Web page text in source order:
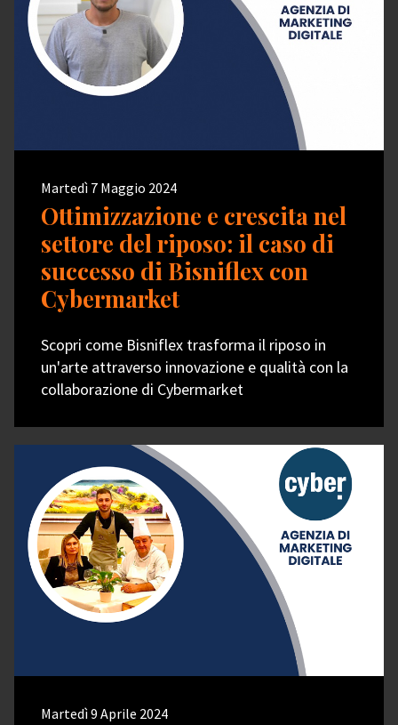
Martedì 7 Maggio 2024
Ottimizzazione e crescita nel
settore del riposo: il caso di
successo di Bisniflex con
Cybermarket
Scopri come Bisniflex trasforma il riposo in
un'arte attraverso innovazione e qualità con la
collaborazione di Cybermarket
Martedì 9 Aprile 2024